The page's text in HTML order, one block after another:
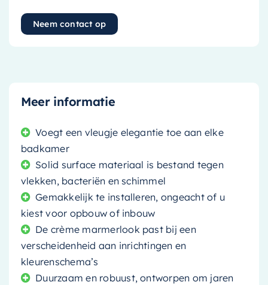
Neem contact op
Meer informatie
Voegt een vleugje elegantie toe aan elke
badkamer
Solid surface materiaal is bestand tegen
vlekken, bacteriën en schimmel
Gemakkelijk te installeren, ongeacht of u
kiest voor opbouw of inbouw
De crème marmerlook past bij een
verscheidenheid aan inrichtingen en
kleurenschema’s
Duurzaam en robuust, ontworpen om jaren